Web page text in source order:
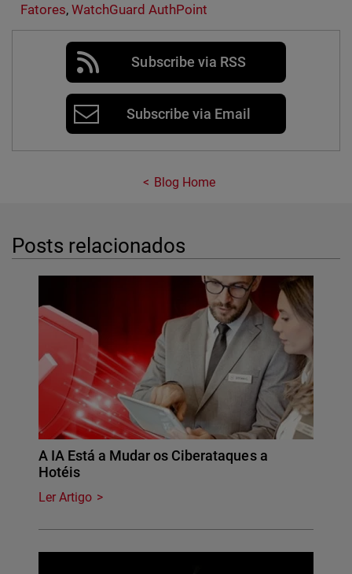
Fatores, WatchGuard AuthPoint
Subscribe via RSS
Subscribe via Email
Blog Home
Posts relacionados
A IA Está a Mudar os Ciberataques a
Hotéis
Ler Artigo